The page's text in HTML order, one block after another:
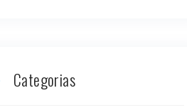
Categorias